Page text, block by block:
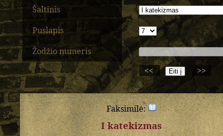
Šaltinis
Puslapis
Žodžio numeris
<<
>>
Faksimilė:
I katekizmas